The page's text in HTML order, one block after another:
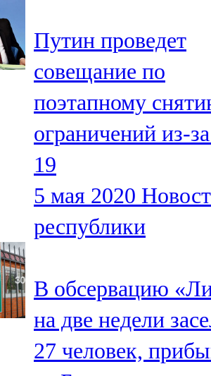
Чүпрәле
91,0 FM
Шәмәрдән
102,3 FM
Яңа чишмә
107,0 FM
Яр Чаллы
Путин проведет
совещание по
поэтапному
ограничений из-
19
5 мая 2020
республики
В обсервацию
на две недели
27 человек,